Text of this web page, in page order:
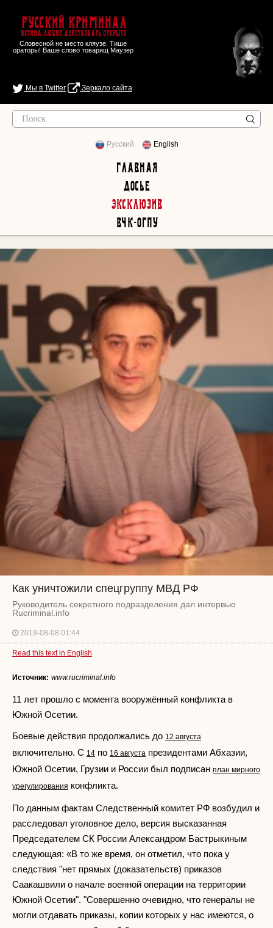
Русский Криминал
Истина любит действовать открыто
Словесной не место кляузе. Тише
ораторы! Ваше слово товарищ Маузер
Мы в Twitter Зеркало сайта
Русский English
Главная
Досье
Эксклюзив
ВЧК-ОГПУ
Как уничтожили спецгруппу МВД РФ
Руководитель секретного подразделения дал интервью
Rucriminal.info
2019-08-08 01:44
Read this text in English
Источник: www.rucriminal.info
11 лет прошло с момента вооружённый конфликта в
Южной Осетии.
Боевые действия продолжались до 12 августа
включительно. С 14 по 16 августа президентами Абхазии,
Южной Осетии, Грузии и России был подписан план мирного
урегулирования конфликта.
По данным фактам Следственный комитет РФ возбудил и
расследовал уголовное дело, версия высказанная
Председателем СК России Александром Бастрыкиным
следующая: «В то же время, он отметил, что пока у
следствия "нет прямых (доказательств) приказов
Саакашвили о начале военной операции на территории
Южной Осетии". "Совершенно очевидно, что генералы не
могли отдавать приказы, копии которых у нас имеются, о